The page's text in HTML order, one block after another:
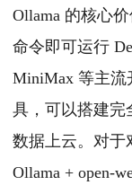
Ollama 的核心
命令即可运行
MiniMax 等主流
具，可以搭建完
数据上云。对于
Ollama + open-